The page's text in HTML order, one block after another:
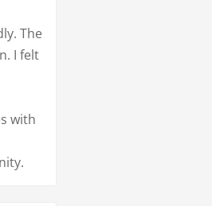
The
I felt
with